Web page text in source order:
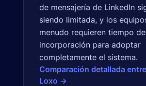
de mensajería de LinkedIn
siendo limitada, y los
menudo requieren tiempo de
incorporación para adoptar
completamente el sistema.
Comparación detallada
Loxo →